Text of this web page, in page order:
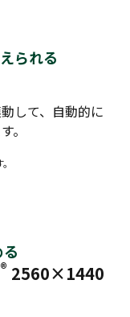
られる
して、自動的に
。
® 2560×1440